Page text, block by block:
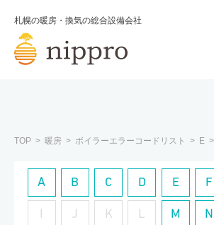
札幌の暖房・換気の総合設備会社
TOP 暖房 ボイラーエラーコードリスト E
A B C D E F
J K L M N